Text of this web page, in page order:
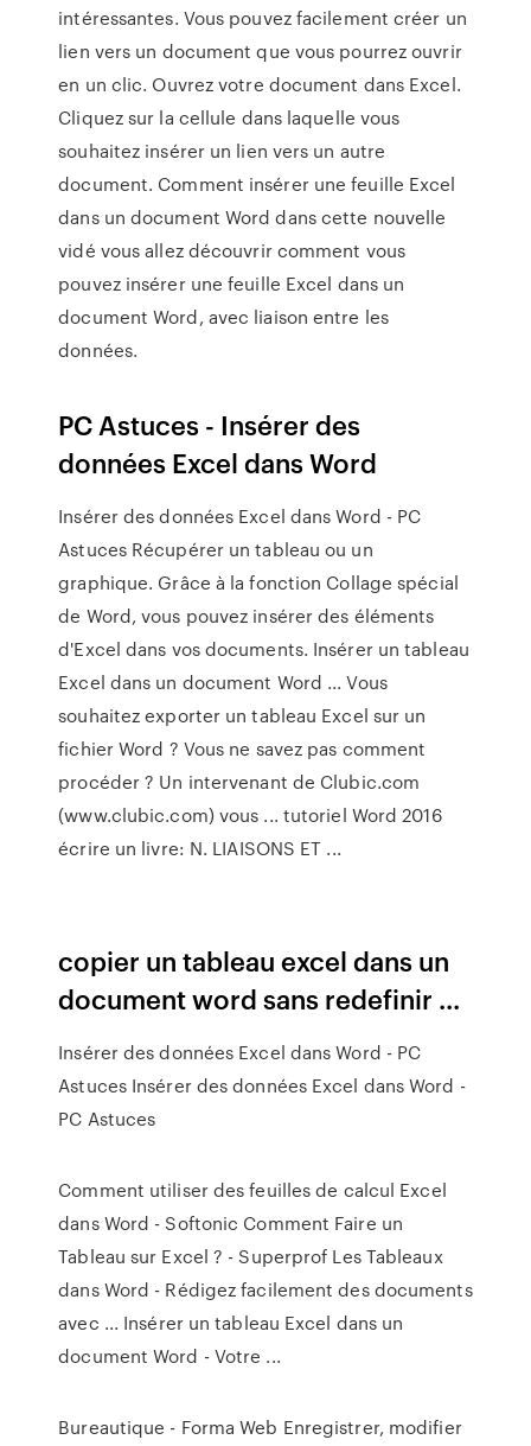
intéressantes. Vous pouvez facilement créer un
lien vers un document que vous pourrez ouvrir
en un clic. Ouvrez votre document dans Excel.
Cliquez sur la cellule dans laquelle vous
souhaitez insérer un lien vers un autre
document. Comment insérer une feuille Excel
dans un document Word dans cette nouvelle
vidé vous allez découvrir comment vous
pouvez insérer une feuille Excel dans un
document Word, avec liaison entre les
données.
PC Astuces - Insérer des
données Excel dans Word
Insérer des données Excel dans Word - PC
Astuces Récupérer un tableau ou un
graphique. Grâce à la fonction Collage spécial
de Word, vous pouvez insérer des éléments
d'Excel dans vos documents. Insérer un tableau
Excel dans un document Word ... Vous
souhaitez exporter un tableau Excel sur un
fichier Word ? Vous ne savez pas comment
procéder ? Un intervenant de Clubic.com
(www.clubic.com) vous ... tutoriel Word 2016
écrire un livre: N. LIAISONS ET ...
copier un tableau excel dans un
document word sans redefinir ...
Insérer des données Excel dans Word - PC
Astuces Insérer des données Excel dans Word -
PC Astuces
Comment utiliser des feuilles de calcul Excel
dans Word - Softonic Comment Faire un
Tableau sur Excel ? - Superprof Les Tableaux
dans Word - Rédigez facilement des documents
avec ... Insérer un tableau Excel dans un
document Word - Votre ...
Bureautique - Forma Web Enregistrer, modifier